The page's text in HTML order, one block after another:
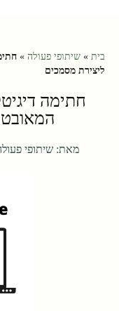
בית » שיתופי פעולה »
ליצירת מסמכים
חתימה
מאת: שיתופי